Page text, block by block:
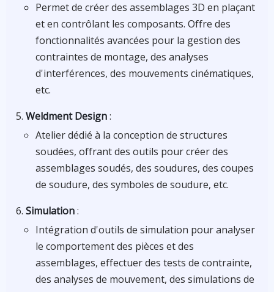
Permet de créer des assemblages 3D en plaçant
et en contrôlant les composants. Offre des
fonctionnalités avancées pour la gestion des
contraintes de montage, des analyses
d'interférences, des mouvements cinématiques,
etc.
Weldment Design:
Atelier dédié à la conception de structures
soudées, offrant des outils pour créer des
assemblages soudés, des soudures, des coupes
de soudure, des symboles de soudure, etc.
Simulation:
Intégration d'outils de simulation pour analyser
le comportement des pièces et des
assemblages, effectuer des tests de contrainte,
des analyses de mouvement, des simulations de